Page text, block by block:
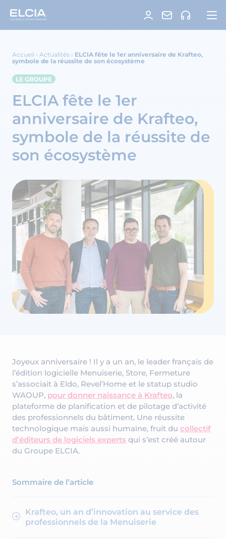
Accueil › Actualités › ELCIA fête le 1er anniversaire de Krafteo,
symbole de la réussite de son écosystème
LE GROUPE
ELCIA fête le 1er
anniversaire de Krafteo,
symbole de la réussite de
son écosystème
Joyeux anniversaire ! Il y a un an, le leader français de
l’édition logicielle Menuiserie, Store, Fermeture
s’associait à Eldo, Revel’Home et le statup studio
WAOUP, pour donner naissance à Krafteo, la
plateforme de planification et de pilotage d’activité
des professionnels du bâtiment. Une réussite
technologique mais aussi humaine, fruit du collectif
d’éditeurs de logiciels experts qui s’est créé autour
du Groupe ELCIA.
Sommaire de l’article
Krafteo, un an d’innovation au service des
professionnels de la Menuiserie